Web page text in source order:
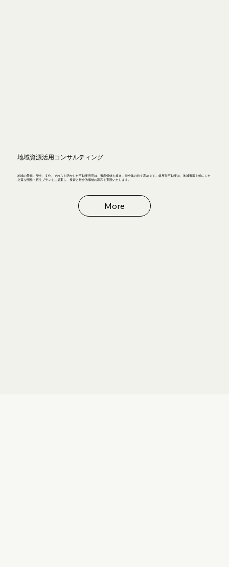
地域資源活用コンサルティング
地域の景観、歴史、文化。それらを活かした不動産活用は、資産価値を超え、街全体の格を高めます。銀座堂不動産は、地域資源を軸にした
上質な開発・再生プランをご提案し、投資と社会的価値の調和を実現いたします。
More